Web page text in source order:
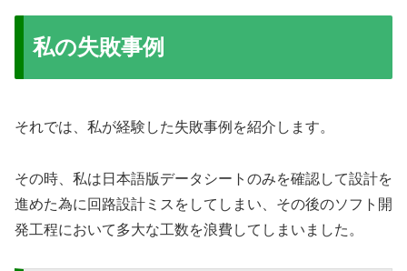
私の失敗事例
それでは、私が経験した失敗事例を紹介します。
その時、私は日本語版データシートのみを確認して設計を
進めた為に回路設計ミスをしてしまい、その後のソフト開
発工程において多大な工数を浪費してしまいました。